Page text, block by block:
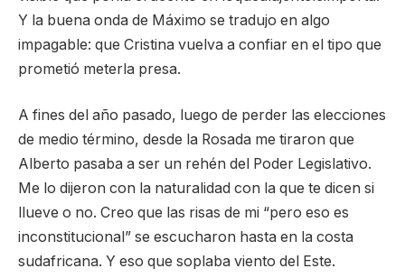
Y la buena onda de Máximo se tradujo en algo
impagable: que Cristina vuelva a confiar en el tipo que
prometió meterla presa.
A fines del año pasado, luego de perder las elecciones
de medio término, desde la Rosada me tiraron que
Alberto pasaba a ser un rehén del Poder Legislativo.
Me lo dijeron con la naturalidad con la que te dicen si
llueve o no. Creo que las risas de mi “pero eso es
inconstitucional” se escucharon hasta en la costa
sudafricana. Y eso que soplaba viento del Este.